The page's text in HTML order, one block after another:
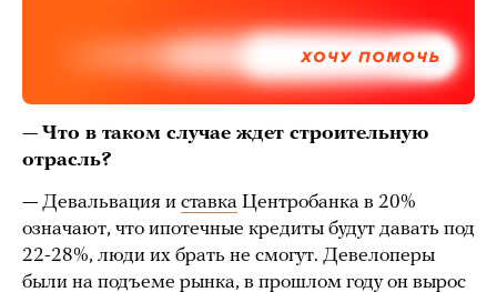
ХОЧУ ПОМОЧЬ
— Что в таком случае ждет строительную
отрасль?
— Девальвация и ставка Центробанка в 20%
означают, что ипотечные кредиты будут давать под
22-28%, люди их брать не смогут. Девелоперы
были на подъеме рынка, в прошлом году он вырос